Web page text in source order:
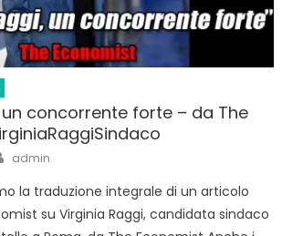
un concorrente forte – da The
Author
admin
la traduzione integrale di un articolo
su Virginia Raggi, candidata sindaco